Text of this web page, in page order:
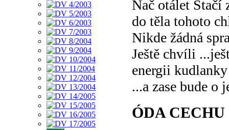
Nač otálet Stačí
do těla tohoto
Nikde žádná
Ještě chvíli
energii
...a zase bude o
ÓDA